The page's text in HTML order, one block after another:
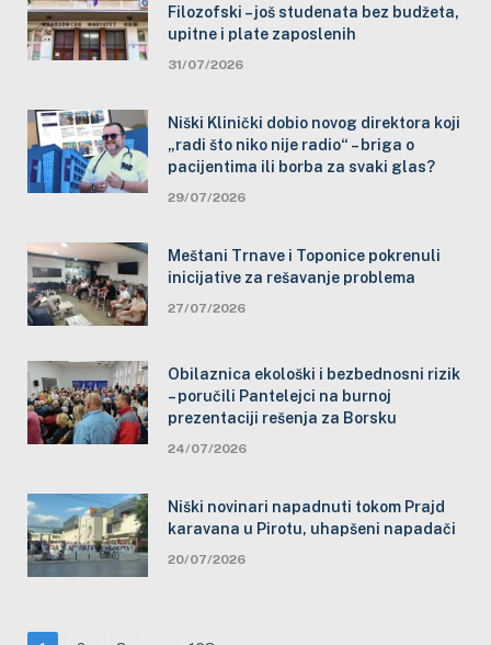
Filozofski – još studenata bez budžeta,
upitne i plate zaposlenih
31/07/2026
Niški Klinički dobio novog direktora koji
„radi što niko nije radio“ – briga o
pacijentima ili borba za svaki glas?
29/07/2026
Meštani Trnave i Toponice pokrenuli
inicijative za rešavanje problema
27/07/2026
Obilaznica ekološki i bezbednosni rizik
– poručili Pantelejci na burnoj
prezentaciji rešenja za Borsku
24/07/2026
Niški novinari napadnuti tokom Prajd
karavana u Pirotu, uhapšeni napadači
20/07/2026